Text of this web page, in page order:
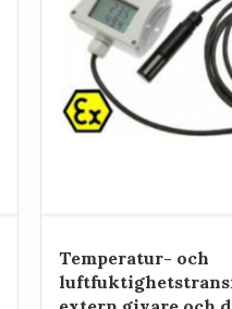
Temperatur- och